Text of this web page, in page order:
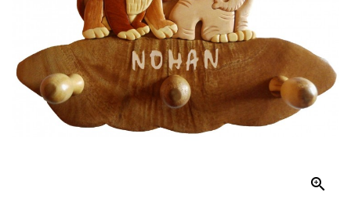
asiatique
Déco
collectionneurs
